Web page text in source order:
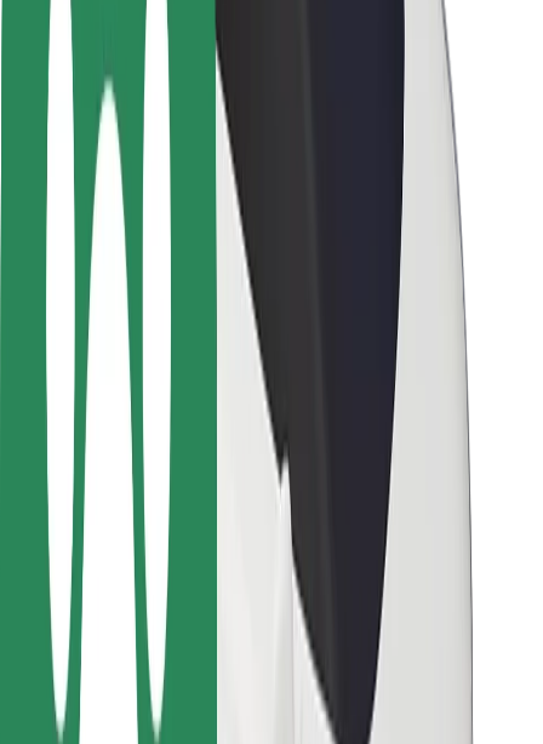
Seguridad para conductores
Seguridad para patinetes
Laboratorio de seguridad
Ciudades
Dónde estamos
Soluciones para las ciudades
Aeropuertos
Estaciones de carga de Bolt
Soporte
Para usuarios
Para conductores
Para repartidores
Bolt Food
Para propietarios de flota
Para restaurantes
Bolt para empresas